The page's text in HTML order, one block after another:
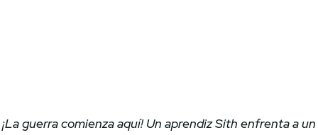
¡La guerra comienza aquí! Un aprendiz Sith enfrenta a un